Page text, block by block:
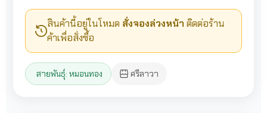
สินค้านี้อยู่ในโหมด สั่งจองล่วงหน้า ติดต่อร้าน
ค้าเพื่อสั่งซื้อ
สายพันธุ์: หมอนทอง ศรีลาวา